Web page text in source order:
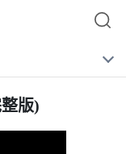
版)